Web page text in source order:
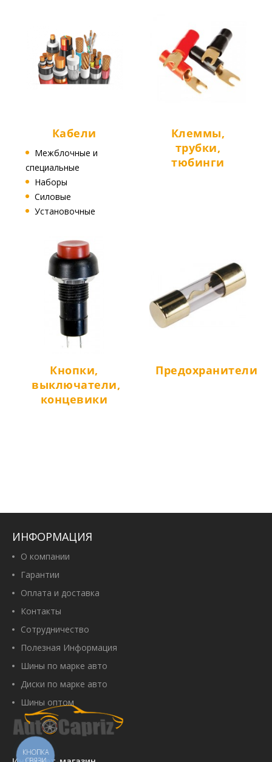
Кабели
Межблочные и
специальные
Наборы
Силовые
Установочные
Клеммы,
трубки,
тюбинги
Кнопки,
выключатели,
концевики
Предохранители
ИНФОРМАЦИЯ
О компании
Гарантии
Оплата и доставка
Контакты
Сотрудничество
Полезная Информация
Шины по марке авто
Диски по марке авто
Шины оптом
КНОПКА